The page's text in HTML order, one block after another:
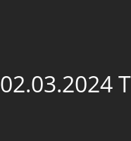
02.03.2024